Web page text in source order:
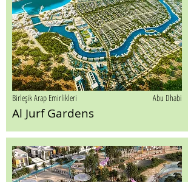
Birleşik Arap Emirlikleri Abu Dhabi
Al Jurf Gardens